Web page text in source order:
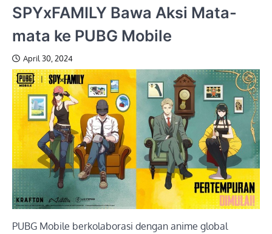
SPYxFAMILY Bawa Aksi Mata-
mata ke PUBG Mobile
April 30, 2024
PUBG Mobile berkolaborasi dengan anime global